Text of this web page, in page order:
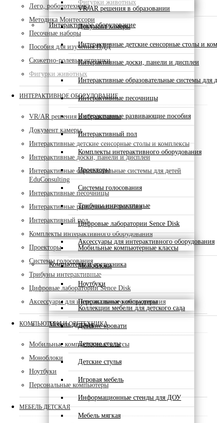
Фигурки животных
Интерактивное оборудование
VR/AR решения в образовании
Документ камеры
Интерактивные детские сенсорные столы и
Интерактивные доски, панели и дисплеи
Интерактивные образовательные системы для
Интерактивные песочницы
Интерактивные развивающие пособия
Интерактивный пол
Комплекты интерактивного оборудования
Проекторы
Системы голосования
Трибуны интерактивные
Цифровые лаборатории Sence Disk
Аксессуары для интерактивного оборудования
Компьютеры и оргтехника
Мобильные компьютерные классы
Моноблоки
Ноутбуки
Персональные компьютеры
Мебель детская
Коллекции мебели для детского сада
Детские кровати
Детские столы
Детские стулья
Игровая мебель
Информационные стенды для ДОУ
Мебель мягкая
Лего, робототехника
Методика Монтессори
Песочные наборы
Пособия для изучения ПДД
Сюжетно-ролевые игрушки
Фигурки животных
ИНТЕРАКТИВНОЕ ОБОРУДОВАНИЕ
VR/AR решения в образовании
Документ камеры
Интерактивные детские сенсорные столы и комплексы
Интерактивные доски, панели и дисплеи
Интерактивные образовательные системы для детей
EduConsulting
Интерактивные песочницы
Интерактивные развивающие пособия
Интерактивный пол
Комплекты интерактивного оборудования
Проекторы
Системы голосования
Трибуны интерактивные
Цифровые лаборатории Sence Disk
Аксессуары для интерактивного оборудования
КОМПЬЮТЕРЫ И ОРГТЕХНИКА
Мобильные компьютерные классы
Моноблоки
Ноутбуки
Персональные компьютеры
МЕБЕЛЬ ДЕТСКАЯ